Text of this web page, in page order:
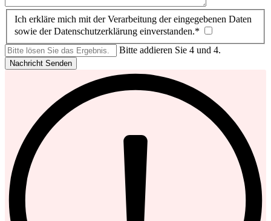
Ich erkläre mich mit der Verarbeitung der eingegebenen Daten
sowie der Datenschutzerklärung einverstanden.*
Bitte addieren Sie 4 und 4.
Nachricht Senden